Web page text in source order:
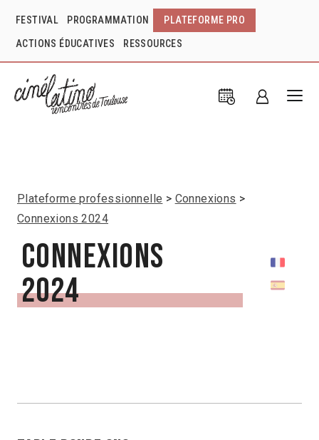
FESTIVAL PROGRAMMATION PLATEFORME PRO
ACTIONS ÉDUCATIVES RESSOURCES
Plateforme professionnelle
Connexions
Connexions 2024
Connexions
2024